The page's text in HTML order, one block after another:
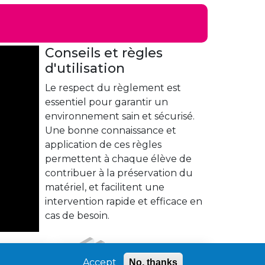
Contacts
Conseils et règles
d'utilisation
Le respect du règlement est
essentiel pour garantir un
environnement sain et sécurisé.
Une bonne connaissance et
application de ces règles
permettent à chaque élève de
contribuer à la préservation du
matériel, et facilitent une
intervention rapide et efficace en
cas de besoin.
Accept No, thanks